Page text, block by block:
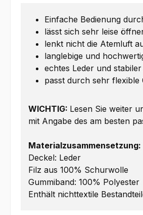
Einfache Bedienung
lässt sich sehr leise
lenkt nicht die Atemluft
langlebige und
echtes Leder und
passt durch sehr flexible
WICHTIG: Lesen Sie weiter
mit Angabe des am besten
Materialzusammensetzung:
Deckel: Leder
Filz aus 100% Schurwolle
Gummiband: 100% Polyester
Enthält nichttextile